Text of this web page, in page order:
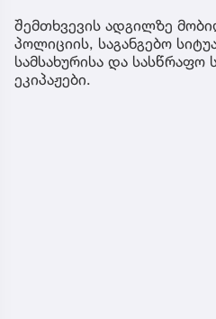
შემთხვევის ადგილზე
პოლიციის, საგანგებო
სამსახურისა და სასწრაფო
ეკიპაჟები.